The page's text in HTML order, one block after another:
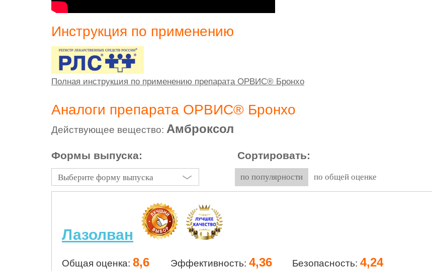
Инструкция по применению
Полная инструкция по применению препарата ОРВИС® Бронхо
Аналоги препарата ОРВИС® Бронхо
Действующее вещество: Амброксол
Формы выпуска:
Выберите форму выпуска
Сортировать:
по популярности по общей оценке
Лазолван
Общая оценка: 8,6 Эффективность: 4,36 Безопасность: 4,24